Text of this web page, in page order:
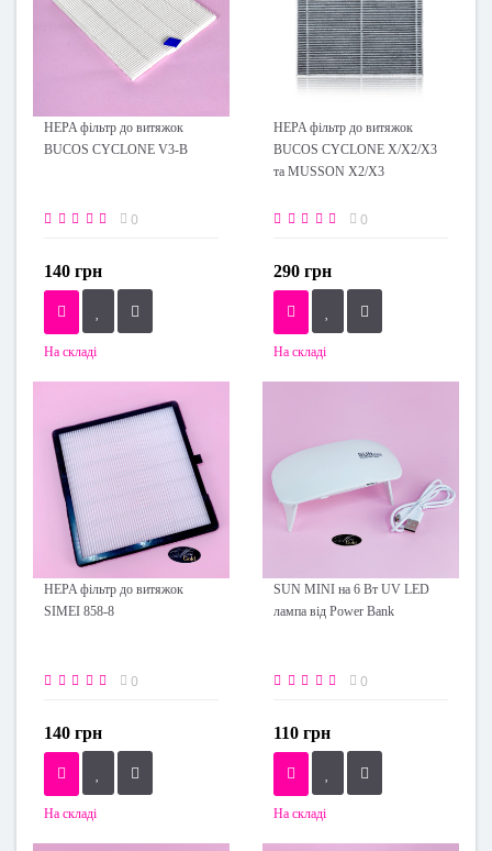
HEPA фільтр до витяжок
BUCOS CYCLONE V3-В
0
140 грн
На складі
HEPA фільтр до витяжок
BUCOS CYCLONE X/X2/X3
та MUSSON X2/Х3
0
290 грн
На складі
HEPA фільтр до витяжок
SIMEI 858-8
0
140 грн
На складі
SUN MINI на 6 Вт UV LED
лампа від Power Bank
0
110 грн
На складі